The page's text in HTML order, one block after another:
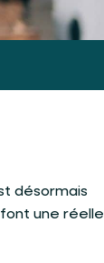
désormais
une réelle